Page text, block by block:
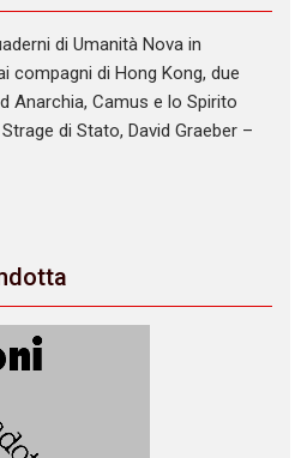
di Umanità Nova in
compagni di Hong Kong, due
Anarchia, Camus e lo Spirito
di Stato, David Graeber –